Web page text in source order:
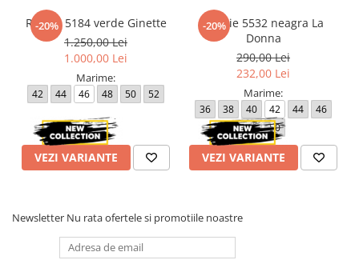
-20%
Rochie 5184 verde Ginette
1.250,00 Lei
1.000,00 Lei
Marime:
42 44 46 48 50 52
VEZI VARIANTE
-20%
Rochie 5532 neagra La
Donna
290,00 Lei
232,00 Lei
Marime:
36 38 40 42 44
46
48
50
VEZI VARIANTE
Newsletter Nu rata ofertele si promotiile noastre